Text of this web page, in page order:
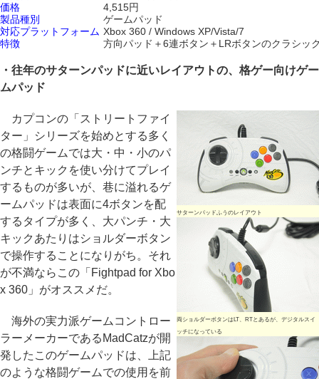
価格
4,515円
製品種別
ゲームパッド
対応プラットフォーム Xbox 360 / Windows XP/Vista/7
特徴
方向パッド＋6連ボタン＋LRボタンのクラシッ
・往年のサターンパッドに近いレイアウトの、格ゲー向けゲー
ムパッド
サターンパッドふうのレイアウト
両ショルダーボタンはLT、RTとあるが、デジタルスイ
ッチになっている
カプコンの「ストリートファイ
ター」シリーズを始めとする多く
の格闘ゲームでは大・中・小のパ
ンチとキックを使い分けてプレイ
するものが多いが、巷に溢れるゲ
ームパッドは表面に4ボタンを配
するタイプが多く、大パンチ・大
キックあたりはショルダーボタン
で操作することになりがち。それ
が不満ならこの「Fightpad for Xbo
x 360」がオススメだ。
海外の実力派ゲームコントロー
ラーメーカーであるMadCatzが開
発したこのゲームパッドは、上記
のような格闘ゲームでの使用を前